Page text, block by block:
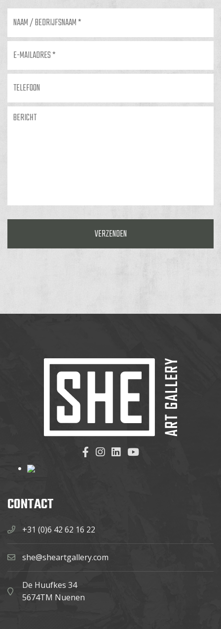
bedrijfsnaam
*
mailadres *
CONTACT
+31 (0)6 42 62 16 22
she@sheartgallery.com
De Huufkes 34
5674TM Nuenen